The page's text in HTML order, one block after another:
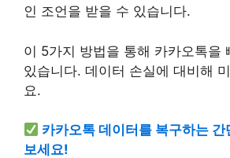
인 조언을 받을 수 있습니다.
이 5가지 방법을 통해 카카오톡을
있습니다. 데이터 손실에 대비해
요.
카카오톡 데이터를 복구하는
보세요!